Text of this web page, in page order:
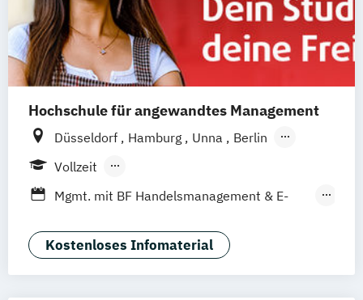
Hochschule für angewandtes Management
Düsseldorf Hamburg Unna
Berlin
Ismaning
Stuttgart
Vollzeit
Berufsbegleitendes Präsenzstudium
Mgmt. mit BF Handelsmanagement & E-
Social Media Studies Sportmanagement
Kostenloses Infomaterial